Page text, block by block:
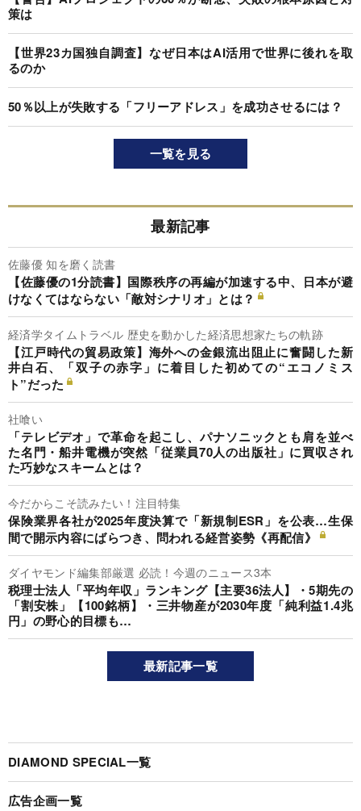
策は
【世界23カ国独自調査】なぜ日本はAI活用で世界に後れを取
るのか
50％以上が失敗する「フリーアドレス」を成功させるには？
一覧を見る
最新記事
佐藤優 知を磨く読書
【佐藤優の1分読書】国際秩序の再編が加速する中、日本が避
けなくてはならない「敵対シナリオ」とは？
経済学タイムトラベル 歴史を動かした経済思想家たちの軌跡
【江戸時代の貿易政策】海外への金銀流出阻止に奮闘した新
井白石、「双子の赤字」に着目した初めての“エコノミス
ト”だった
社喰い
「テレビデオ」で革命を起こし、パナソニックとも肩を並べ
た名門・船井電機が突然「従業員70人の出版社」に買収され
た巧妙なスキームとは？
今だからこそ読みたい！注目特集
保険業界各社が2025年度決算で「新規制ESR」を公表…生保
間で開示内容にばらつき、問われる経営姿勢《再配信》
ダイヤモンド編集部厳選 必読！今週のニュース3本
税理士法人「平均年収」ランキング【主要36法人】・5期先の
「割安株」【100銘柄】・三井物産が2030年度「純利益1.4兆
円」の野心的目標も…
最新記事一覧
DIAMOND SPECIAL一覧
広告企画一覧